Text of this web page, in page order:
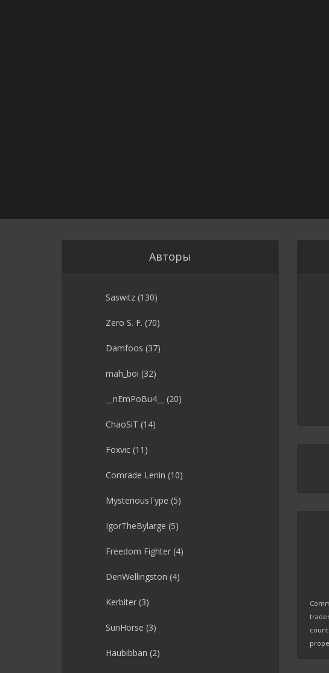
Авторы
Saswitz (130)
Zero S. F. (70)
Damfoos (37)
mah_boi (32)
__nEmPoBu4__ (20)
ChaoSiT (14)
Foxvic (11)
Comrade Lenin (10)
MysteriousType (5)
IgorTheBylarge (5)
Freedom Fighter (4)
DenWellingston (4)
Kerbiter (3)
SunHorse (3)
Haubibban (2)